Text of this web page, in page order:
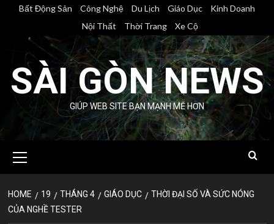
content
Bất Động Sản Công Nghệ Du Lịch Giáo Dục
Kinh Doanh
Nội Thất
Thời Trang Xe Cộ
SÀI GÒN NEWS
GIÚP WEB SITE BẠN MẠNH MẼ HƠN
Menu
HOME 19 THÁNG 4 GIÁO DỤC
THỜI ĐẠI SỐ VÀ SỨC NÓNG
CỦA NGHỀ TESTER